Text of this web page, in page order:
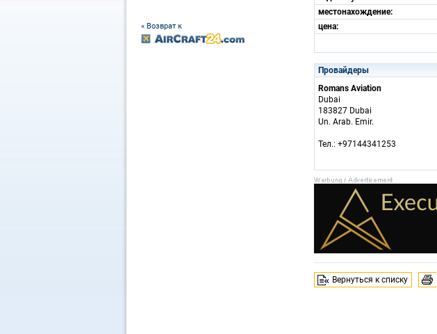
« Возврат к
местонахождение:
цена:
Провайдеры
Romans Aviation
Dubai
183827 Dubai
Un. Arab. Emir.
Тел.: +97144341253
Вернуться к списку